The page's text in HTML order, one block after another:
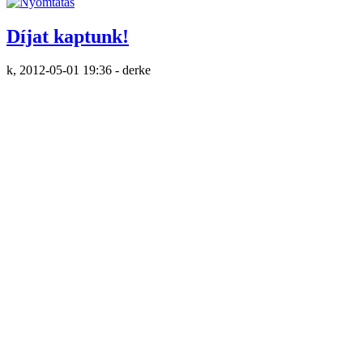
Díjat kaptunk!
k, 2012-05-01 19:36 - derke